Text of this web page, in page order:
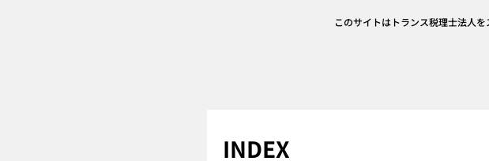
このサイトはトランス税理士法人